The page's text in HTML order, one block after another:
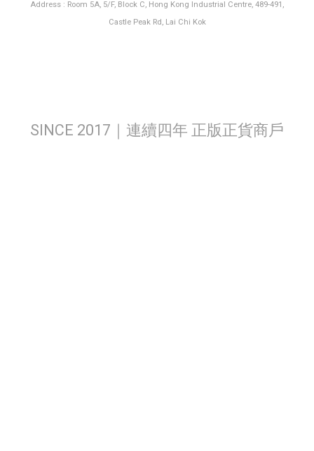
Address : Room 5A, 5/F, Block C, Hong Kong Industrial Centre, 489-491,
Castle Peak Rd, Lai Chi Kok
SINCE 2017｜連續四年 正版正貨商戶